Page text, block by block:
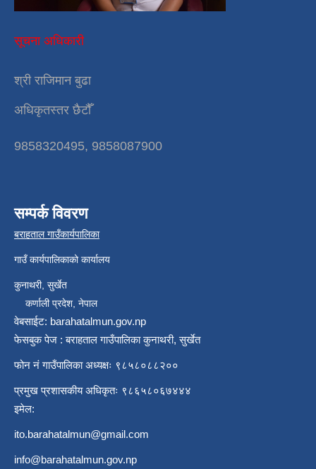
सूचना अधिकारी
श्री राजिमान बुढा
अधिकृतस्तर छैटौँ
9858320495, 9858087900
सम्पर्क विवरण
बराहताल गाउँकार्यपालिका
गाउँ कार्यपालिकाको कार्यालय
कुनाथरी, सुर्खेत
कर्णाली प्रदेश, नेपाल
वेबसाईट: barahatalmun.gov.np
फेसबुक पेज : बराहताल गाउँपालिका कुनाथरी, सुर्खेत
फोन नं गाउँपालिका अध्यक्षः ९८५८०८८२००
प्रमुख प्रशासकीय अधिकृतः ९८६५८०६७४४४
इमेल:
ito.barahatalmun@gmail.com
info@barahatalmun.gov.np